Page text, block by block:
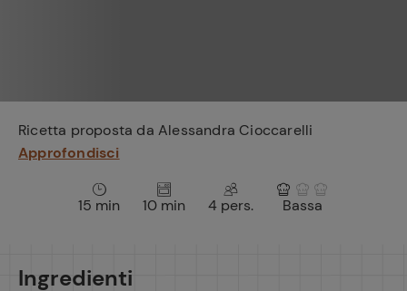
Ricetta proposta da Alessandra Cioccarelli
Approfondisci
15 min 10 min 4 pers. Bassa
Ingredienti